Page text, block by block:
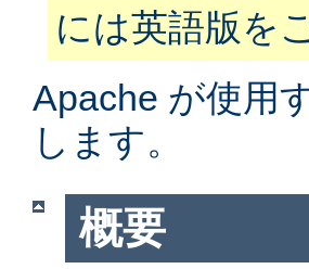
には英語版を
Apache が使用
します。
概要